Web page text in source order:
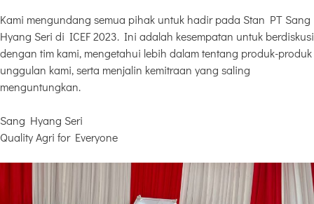
Kami mengundang semua pihak untuk hadir pada Stan PT Sang
Hyang Seri di ICEF 2023. Ini adalah kesempatan untuk berdiskusi
dengan tim kami, mengetahui lebih dalam tentang produk-produk
unggulan kami, serta menjalin kemitraan yang saling
menguntungkan.
Sang Hyang Seri
Quality Agri for Everyone